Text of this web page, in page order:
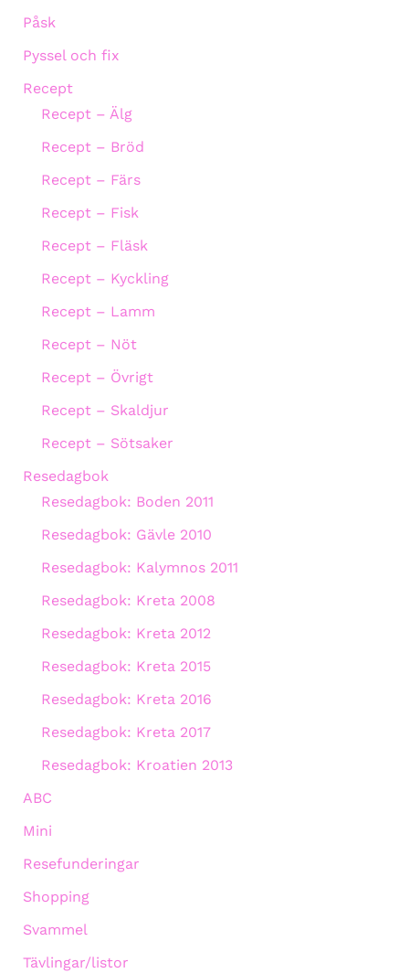
Påsk
Pyssel och fix
Recept
Recept – Älg
Recept – Bröd
Recept – Färs
Recept – Fisk
Recept – Fläsk
Recept – Kyckling
Recept – Lamm
Recept – Nöt
Recept – Övrigt
Recept – Skaldjur
Recept – Sötsaker
Resedagbok
Resedagbok: Boden 2011
Resedagbok: Gävle 2010
Resedagbok: Kalymnos 2011
Resedagbok: Kreta 2008
Resedagbok: Kreta 2012
Resedagbok: Kreta 2015
Resedagbok: Kreta 2016
Resedagbok: Kreta 2017
Resedagbok: Kroatien 2013
ABC
Mini
Resefunderingar
Shopping
Svammel
Tävlingar/listor